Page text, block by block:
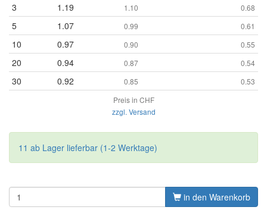
3 1.19 1.10 0.68
5 1.07 0.99 0.61
10 0.97 0.90 0.55
20 0.94 0.87 0.54
30 0.92 0.85
0.53
Preis in CHF
zzgl. Versand
11 ab Lager lieferbar (1-2 Werktage)
in den Warenkorb